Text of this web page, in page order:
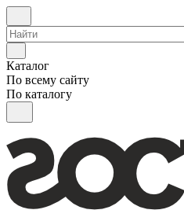
Каталог
По всему сайту
По каталогу